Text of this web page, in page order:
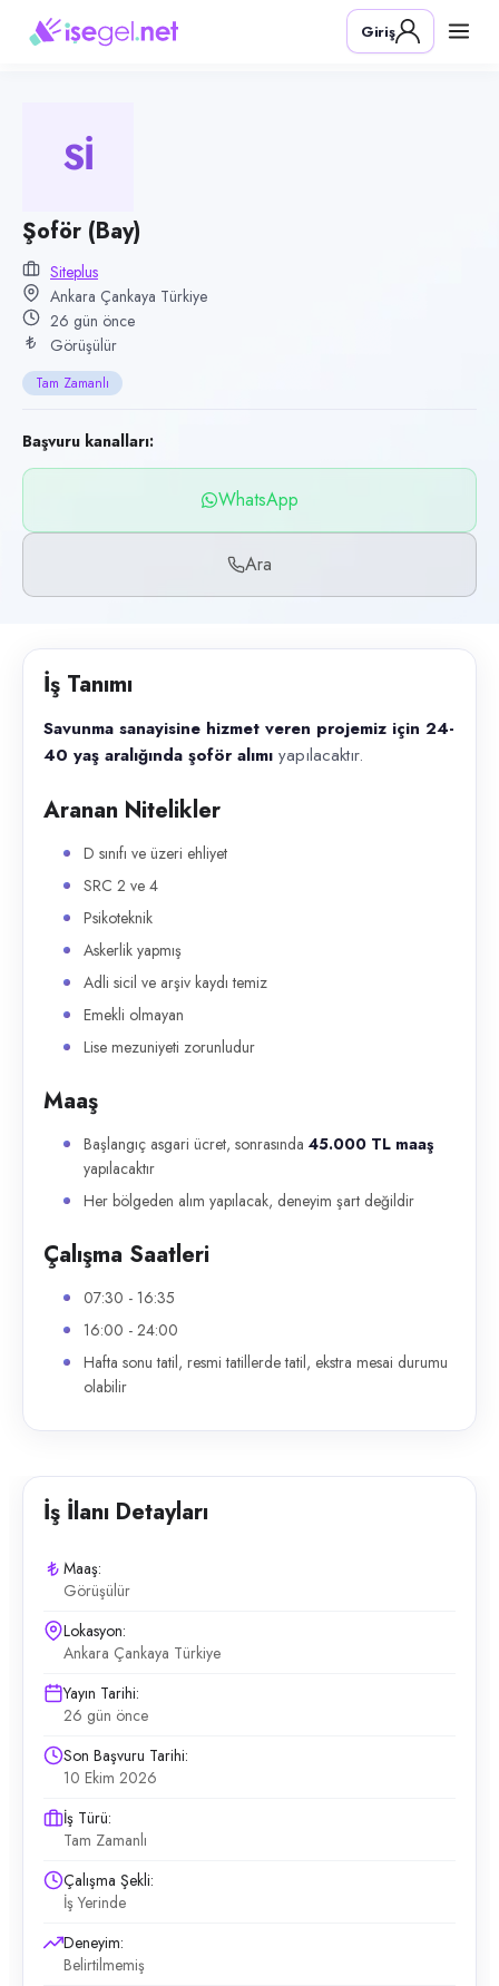
Pozisyon
Şoför (Bay)
Kategori
Konum
Çankaya, Ankara
Çalışma şekli
Tam Zamanlı · Ofis
Yayın tarihi
12 Temmuz 2026
Son geçerlilik
10 Ekim 2026
WhatsApp, Telefon
İlan açıklaması
Giriş
Sİ
Şoför (Bay)
Siteplus
Ankara Çankaya Türkiye
26 gün önce
Görüşülür
Tam Zamanlı
Başvuru kanalları:
WhatsApp
Ara
İş Tanımı
Savunma sanayisine hizmet veren projemiz için 24-
40 yaş aralığında şoför alımı yapılacaktır.
Aranan Nitelikler
D sınıfı ve üzeri ehliyet
SRC 2 ve 4
Psikoteknik
Askerlik yapmış
Adli sicil ve arşiv kaydı temiz
Emekli olmayan
Lise mezuniyeti zorunludur
Maaş
Başlangıç asgari ücret, sonrasında 45.000 TL maaş
yapılacaktır
Her bölgeden alım yapılacak, deneyim şart değildir
Çalışma Saatleri
07:30 - 16:35
16:00 - 24:00
Hafta sonu tatil, resmi tatillerde tatil, ekstra mesai durumu
olabilir
İş İlanı Detayları
Maaş:
Görüşülür
Lokasyon:
Ankara Çankaya Türkiye
Yayın Tarihi:
26 gün önce
Son Başvuru Tarihi:
10 Ekim 2026
İş Türü:
Tam Zamanlı
Çalışma Şekli:
İş Yerinde
Deneyim:
Belirtilmemiş